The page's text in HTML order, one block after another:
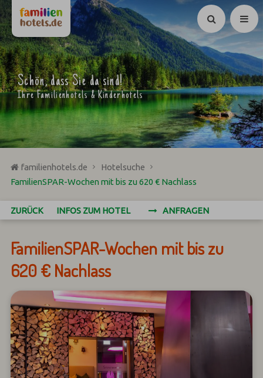
Suchen
Schön, dass Sie da sind!
Ihre Familienhotels & Kinderhotels
familienhotels.de
Hotelsuche
FamilienSPAR-Wochen mit bis zu 620 € Nachlass
ZURÜCK INFOS ZUM HOTEL ANFRAGEN
FamilienSPAR-Wochen mit bis zu
620 € Nachlass